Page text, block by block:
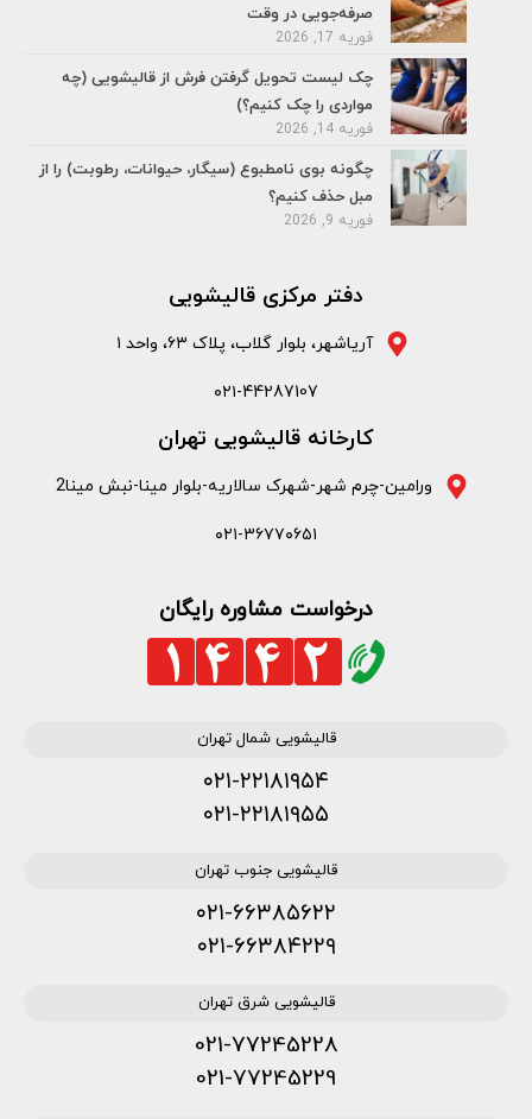
صرفه‌جویی در وقت
فوریه 17, 2026
چک لیست تحویل گرفتن فرش از قالیشویی (چه
مواردی را چک کنیم؟)
فوریه 14, 2026
چگونه بوی نامطبوع (سیگار، حیوانات، رطوبت) را از
مبل حذف کنیم؟
فوریه 9, 2026
دفتر مرکزی قالیشویی
آریاشهر، بلوار گلاب، پلاک ۶۳، واحد ۱
۰۲۱-44287107
کارخانه قالیشویی تهران
ورامین-چرم شهر-شهرک سالاریه-بلوار مینا-نبش مینا2
۰۲۱-۳۶۷۷۰۶۵۱
درخواست مشاوره رایگان
قالیشویی شمال تهران
۰۲۱-۲۲۱۸۱۹۵۴
۰۲۱-۲۲۱۸۱۹۵۵
قالیشویی جنوب تهران
۰۲۱-۶۶۳۸۵۶۲۲
۰۲۱-۶۶۳۸۴۲۲۹
قالیشویی شرق تهران
021-77245228
021-77245229